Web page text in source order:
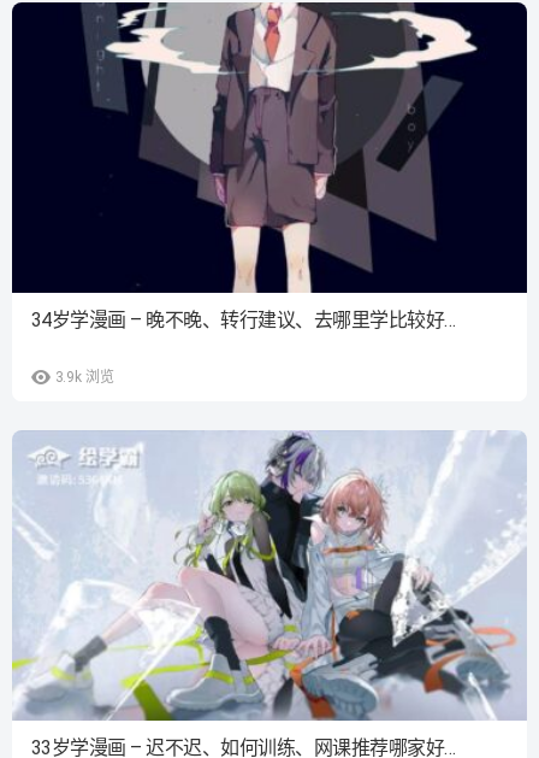
3.9k 浏览
34岁学漫画 – 晚不晚、转行建议、去哪里学比较好…
33岁学漫画 – 迟不迟、如何训练、网课推荐哪家好…